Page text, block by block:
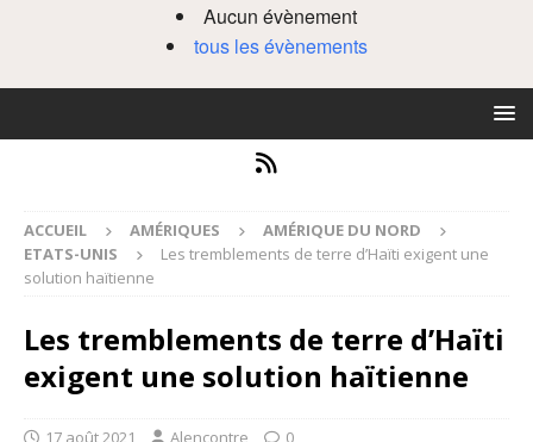
Aucun évènement
tous les évènements
ACCUEIL AMÉRIQUES
AMÉRIQUE DU NORD
ETATS-UNIS
Les tremblements de terre d’Haïti exigent une
solution haïtienne
Les tremblements de terre d’Haïti
exigent une solution haïtienne
17 août 2021 Alencontre 0